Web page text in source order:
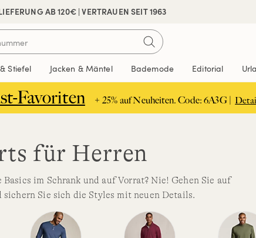
AB 120€ | VERTRAUEN SEIT 1963
Stiefel Jacken & Mäntel Bademode Editorial
Favoriten + 25% auf Neuheiten. Code: 6A3G |
für Herren
im Schrank und auf Vorrat? Nie! Gehen Sie auf
sichern Sie sich die Styles mit neuen Details.